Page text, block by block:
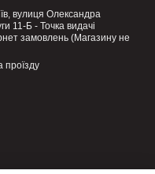
віднесення води
площі насаджень
особливі муфти на
вулиця Олександра
11-Б - Точка видачі
замовлень (Магазину не
проїзду